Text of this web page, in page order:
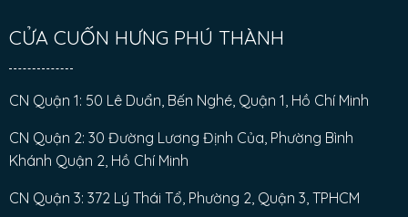
CỬA CUỐN HƯNG PHÚ THÀNH
CN Quận 1: 50 Lê Duẩn, Bến Nghé, Quận 1, Hồ Chí Minh
CN Quận 2: 30 Đường Lương Định Của, Phường Bình
Khánh Quận 2, Hồ Chí Minh
CN Quận 3: 372 Lý Thái Tổ, Phường 2, Quận 3, TPHCM